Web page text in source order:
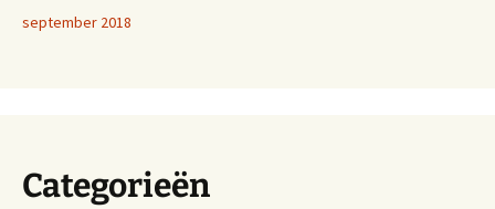
september 2018
Categorieën